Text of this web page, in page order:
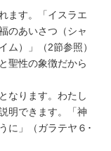
ます。「イスラエ
のあいさつ（シャ
ム）」（2節参照）
聖性の象徴だから
なります。わたし
明できます。「神
に」（ガラテヤ６･